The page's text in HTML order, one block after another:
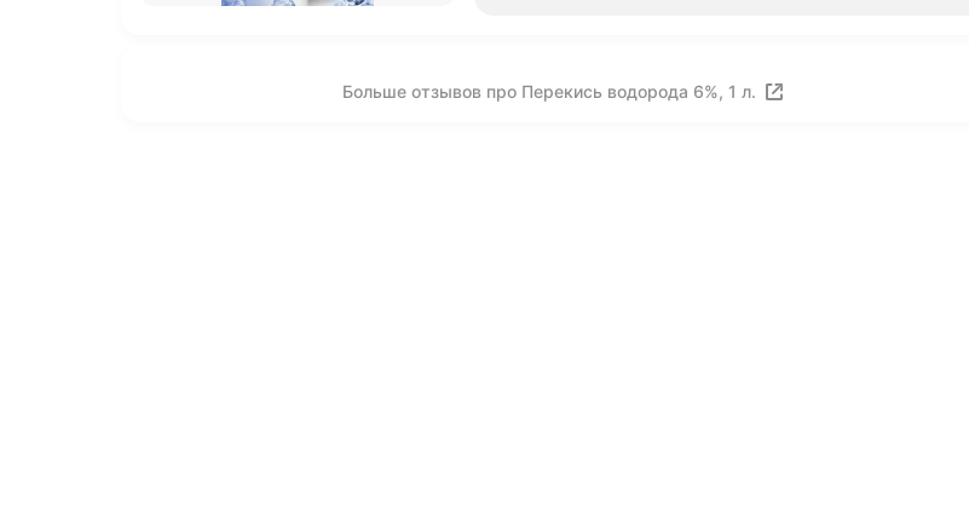
Больше отзывов про Перекись водорода 6%, 1 л.